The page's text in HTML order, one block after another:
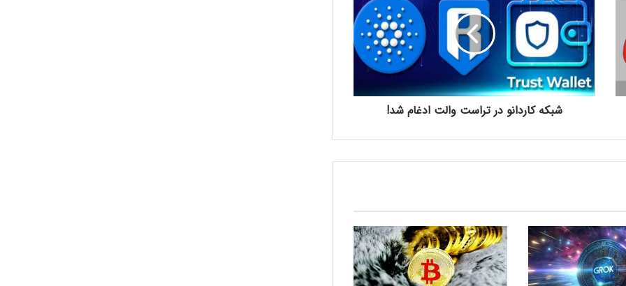
SEC؛ ریپل در کانون توجه بازار قرار گرفت!
ریزش ۷۶ درصدی تپ‌سواپ در اولین روز
معاملات! آیا بازگشتی در کار است؟
درخواست ایلان ماسک برای بررسی فورت
شمارش معکوس برای راه‌اندازی پای نتورک؛
پیش‌بینی‌ها درباره قیمت PI چه می‌گویند؟
ه
ک
د
ا
د
س
ت
و
ا
ل
شبکه کاردانو در تراست والت ادغام شد!